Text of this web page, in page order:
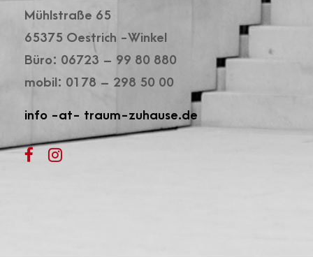
Mühlstraße 65
65375 Oestrich -Winkel
Büro: 06723 – 99 80 880
mobil: 0178 – 298 50 00
info -at- traum-zuhause.de